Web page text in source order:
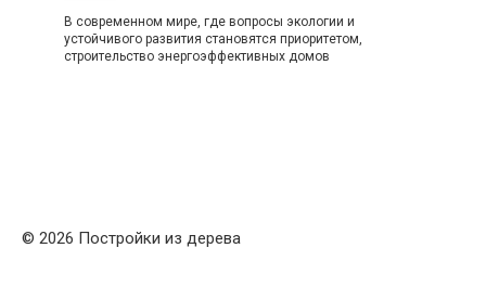
В современном мире, где вопросы экологии и
устойчивого развития становятся приоритетом,
строительство энергоэффективных домов
© 2026 Постройки из дерева